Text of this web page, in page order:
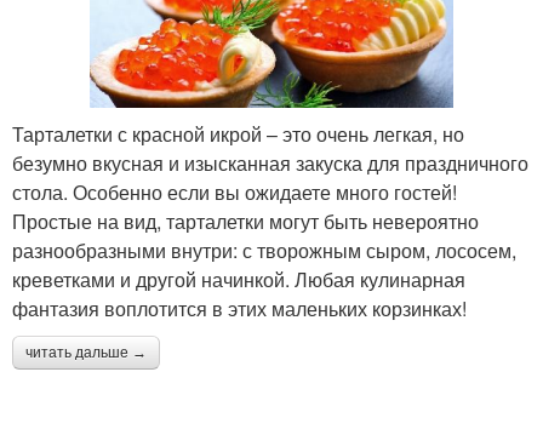
Тарталетки с красной икрой – это очень легкая, но
безумно вкусная и изысканная закуска для праздничного
стола. Особенно если вы ожидаете много гостей!
Простые на вид, тарталетки могут быть невероятно
разнообразными внутри: с творожным сыром, лососем,
креветками и другой начинкой. Любая кулинарная
фантазия воплотится в этих маленьких корзинках!
читать дальше →